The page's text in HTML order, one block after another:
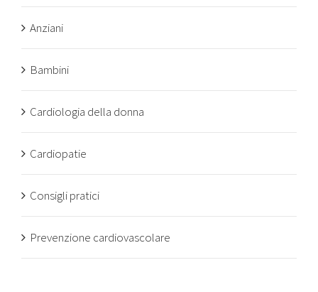
Anziani
Bambini
Cardiologia della donna
Cardiopatie
Consigli pratici
Prevenzione cardiovascolare